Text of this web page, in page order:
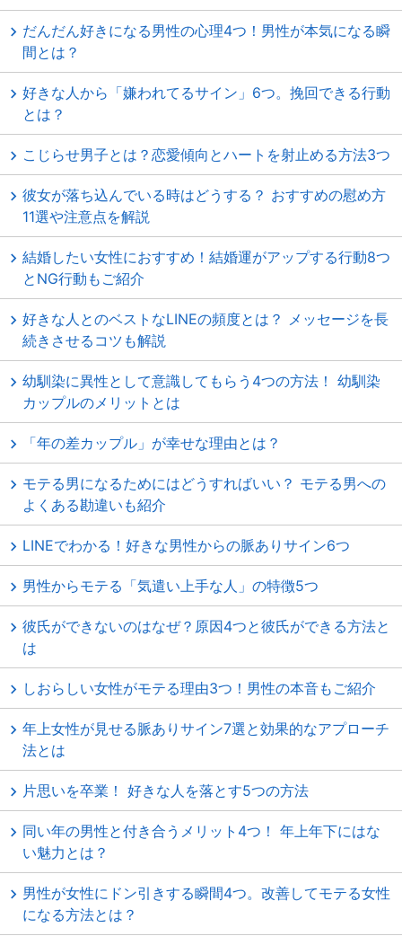
だんだん好きになる男性の心理4つ！男性が本気になる瞬
間とは？
好きな人から「嫌われてるサイン」6つ。挽回できる行動
とは？
こじらせ男子とは？恋愛傾向とハートを射止める方法3つ
彼女が落ち込んでいる時はどうする？ おすすめの慰め方
11選や注意点を解説
結婚したい女性におすすめ！結婚運がアップする行動8つ
とNG行動もご紹介
好きな人とのベストなLINEの頻度とは？ メッセージを長
続きさせるコツも解説
幼馴染に異性として意識してもらう4つの方法！ 幼馴染
カップルのメリットとは
「年の差カップル」が幸せな理由とは？
モテる男になるためにはどうすればいい？ モテる男への
よくある勘違いも紹介
LINEでわかる！好きな男性からの脈ありサイン6つ
男性からモテる「気遣い上手な人」の特徴5つ
彼氏ができないのはなぜ？原因4つと彼氏ができる方法と
は
しおらしい女性がモテる理由3つ！男性の本音もご紹介
年上女性が見せる脈ありサイン7選と効果的なアプローチ
法とは
片思いを卒業！ 好きな人を落とす5つの方法
同い年の男性と付き合うメリット4つ！ 年上年下にはな
い魅力とは？
男性が女性にドン引きする瞬間4つ。改善してモテる女性
になる方法とは？